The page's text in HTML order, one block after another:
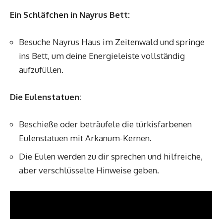
Ein Schläfchen in Nayrus Bett:
Besuche Nayrus Haus im Zeitenwald und springe
ins Bett, um deine Energieleiste vollständig
aufzufüllen.
Die Eulenstatuen:
Beschieße oder beträufele die türkisfarbenen
Eulenstatuen mit Arkanum-Kernen.
Die Eulen werden zu dir sprechen und hilfreiche,
aber verschlüsselte Hinweise geben.